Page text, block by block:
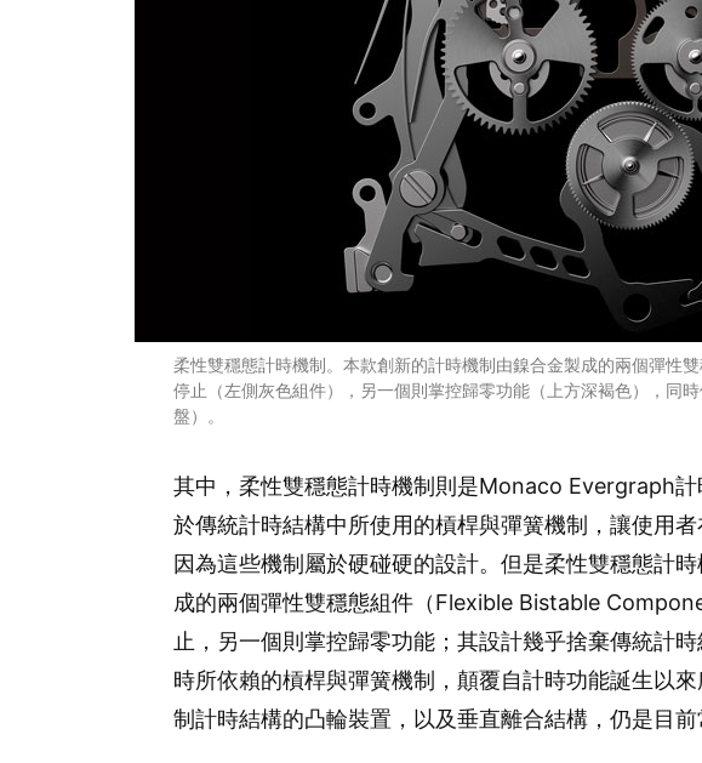
柔性雙穩態計時機制。本款創新的計時機制由鎳合金製成的兩個彈性
停止（左側灰色組件），另一個則掌控歸零功能（上方深褐色），同
盤）。
其中，柔性雙穩態計時機制則是Monaco Evergraph
於傳統計時結構中所使用的槓桿與彈簧機制，讓使用
因為這些機制屬於硬碰硬的設計。但是柔性雙穩態計
成的兩個彈性雙穩態組件（Flexible Bistable
止，另一個則掌控歸零功能；其設計幾乎捨棄傳統計
時所依賴的槓桿與彈簧機制，顛覆自計時功能誕生以
制計時結構的凸輪裝置，以及垂直離合結構，仍是目前